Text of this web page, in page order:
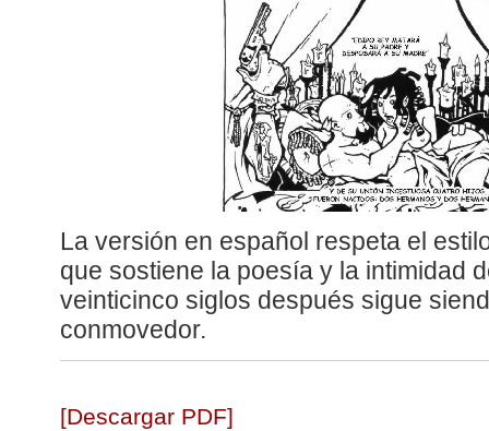
La versión en español respeta el
que sostiene la poesía y la intimidad
veinticinco siglos después sigue
conmovedor.
[Descargar PDF]